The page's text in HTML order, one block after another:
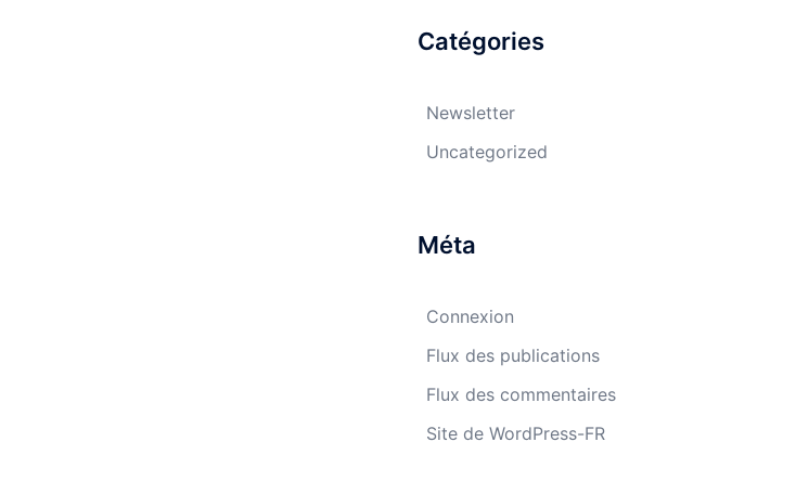
Catégories
Newsletter
Uncategorized
Méta
Connexion
Flux des publications
Flux des commentaires
Site de WordPress-FR